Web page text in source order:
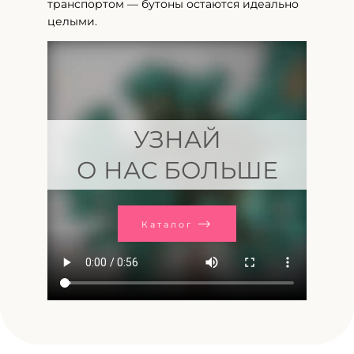
транспортом — бутоны остаются идеально
целыми.
УЗНАЙ
О НАС БОЛЬШЕ
Каталог